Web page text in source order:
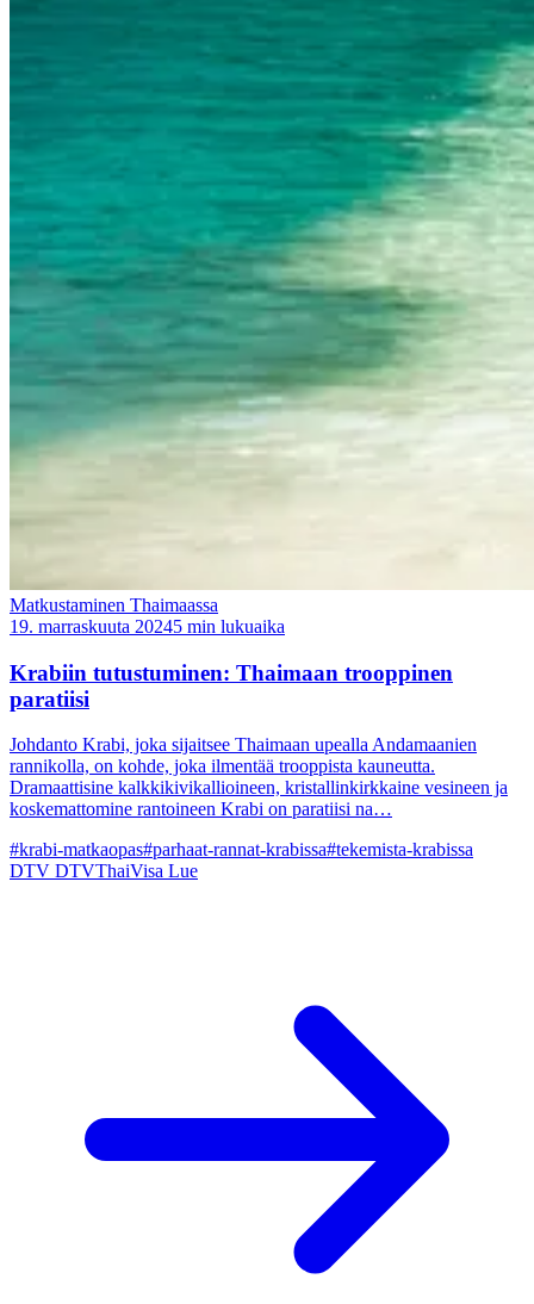
Matkustaminen Thaimaassa
19. marraskuuta 20245 min lukuaika
Krabiin tutustuminen: Thaimaan trooppinen
paratiisi
Johdanto Krabi, joka sijaitsee Thaimaan upealla Andamaanien
rannikolla, on kohde, joka ilmentää trooppista kauneutta.
Dramaattisine kalkkikivikallioineen, kristallinkirkkaine vesineen ja
koskemattomine rantoineen Krabi on paratiisi na…
#krabi-matkaopas#parhaat-rannat-krabissa#tekemista-krabissa
DTV DTVThaiVisa Lue